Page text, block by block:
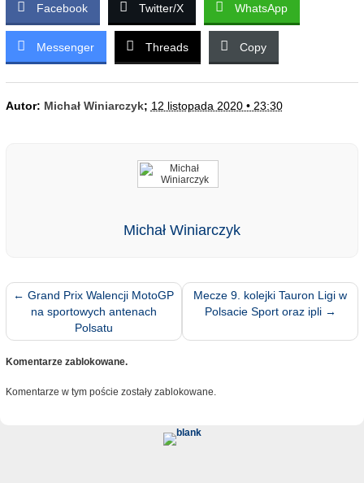
Facebook Twitter/X WhatsApp
Messenger Threads Copy
Autor: Michał Winiarczyk; 12 listopada 2020 • 23:30
Michał Winiarczyk
← Grand Prix Walencji MotoGP
na sportowych antenach
Polsatu
Mecze 9. kolejki Tauron Ligi w
Polsacie Sport oraz ipli →
Komentarze zablokowane.
Komentarze w tym poście zostały zablokowane.